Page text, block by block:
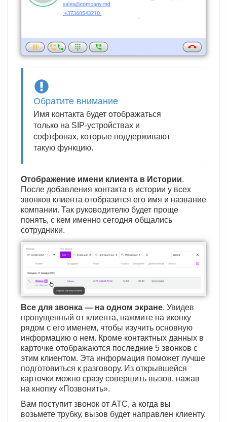
Обратите внимание
Имя контакта будет отображаться
только на SIP-устройствах и
софтфонах, которые поддерживают
такую функцию.
Отображение имени клиента в Истории.
После добавления контакта в истории у всех
звонков клиента отобразится его имя и название
компании. Так руководителю будет проще
понять, с кем именно сегодня общались
сотрудники.
Все для звонка — на одном экране. Увидев
пропущенный от клиента, нажмите на иконку
рядом с его именем, чтобы изучить основную
информацию о нем. Кроме контактных данных в
карточке отображаются последние 5 звонков с
этим клиентом. Эта информация поможет лучше
подготовиться к разговору. Из открывшейся
карточки можно сразу совершить вызов, нажав
на кнопку «Позвонить».
Вам поступит звонок от АТС, а когда вы
возьмете трубку, вызов будет направлен клиенту.